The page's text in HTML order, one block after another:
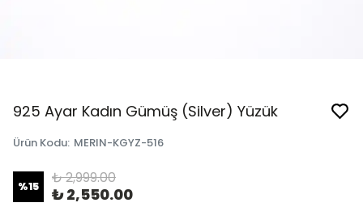
925 Ayar Kadın Gümüş (Silver) Yüzük
Ürün Kodu: MERIN-KGYZ-516
%15 ₺ 2,999.00
₺ 2,550.00